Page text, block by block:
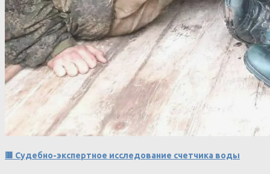
🟥 Судебно-экспертное исследование счетчика воды